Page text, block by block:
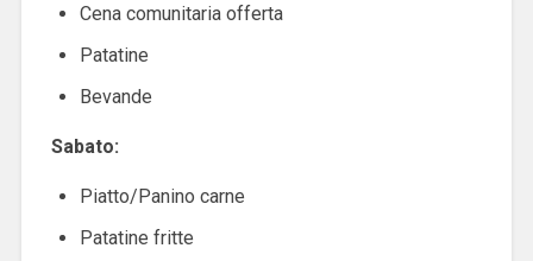
Cena comunitaria offerta
Patatine
Bevande
Sabato:
Piatto/Panino carne
Patatine fritte